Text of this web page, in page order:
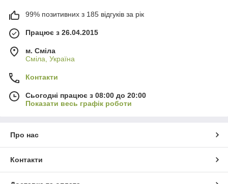
99% позитивних з 185 відгуків за рік
Працює з 26.04.2015
м. Сміла
Сміла, Україна
Контакти
Сьогодні працює з 08:00 до 20:00
Показати весь графік роботи
Про нас
Контакти